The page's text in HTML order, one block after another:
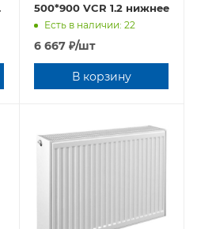
500*900 VCR 1.2 нижнее
Есть в наличии: 22
6 667 ₽/шт
В корзину